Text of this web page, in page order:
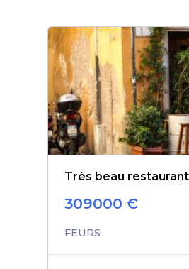
Très beau
309000 €
FEURS